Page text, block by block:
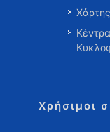
Χρήσιμοι